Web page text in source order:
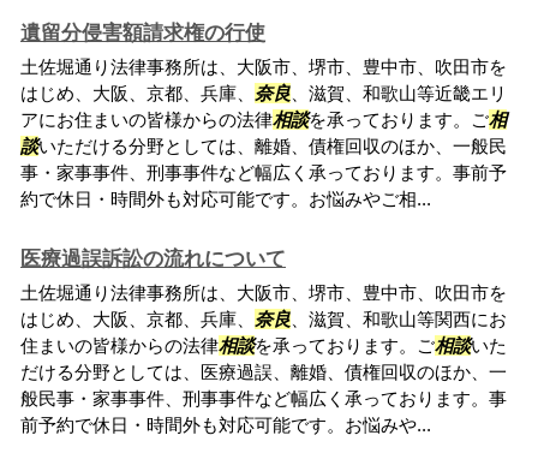
遺留分侵害額請求権の行使
土佐堀通り法律事務所は、大阪市、堺市、豊中市、吹田市を
はじめ、大阪、京都、兵庫、 奈良 、滋賀、和歌山等近畿エリ
アにお住まいの皆様からの法律相談を承っております。ご相
談いただける分野としては、離婚、債権回収のほか、一般民
事・家事事件、刑事事件など幅広く承っております。事前予
約で休日・時間外も対応可能です。お悩みやご相...
医療過誤訴訟の流れについて
土佐堀通り法律事務所は、大阪市、堺市、豊中市、吹田市を
はじめ、大阪、京都、兵庫、 奈良 、滋賀、和歌山等関西にお
住まいの皆様からの法律相談を承っております。ご相談いた
だける分野としては、医療過誤、離婚、債権回収のほか、一
般民事・家事事件、刑事事件など幅広く承っております。事
前予約で休日・時間外も対応可能です。お悩みや...